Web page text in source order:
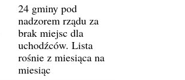
24 gminy pod
nadzorem rządu za
brak miejsc dla
uchodźców. Lista
rośnie z miesiąca na
miesiąc